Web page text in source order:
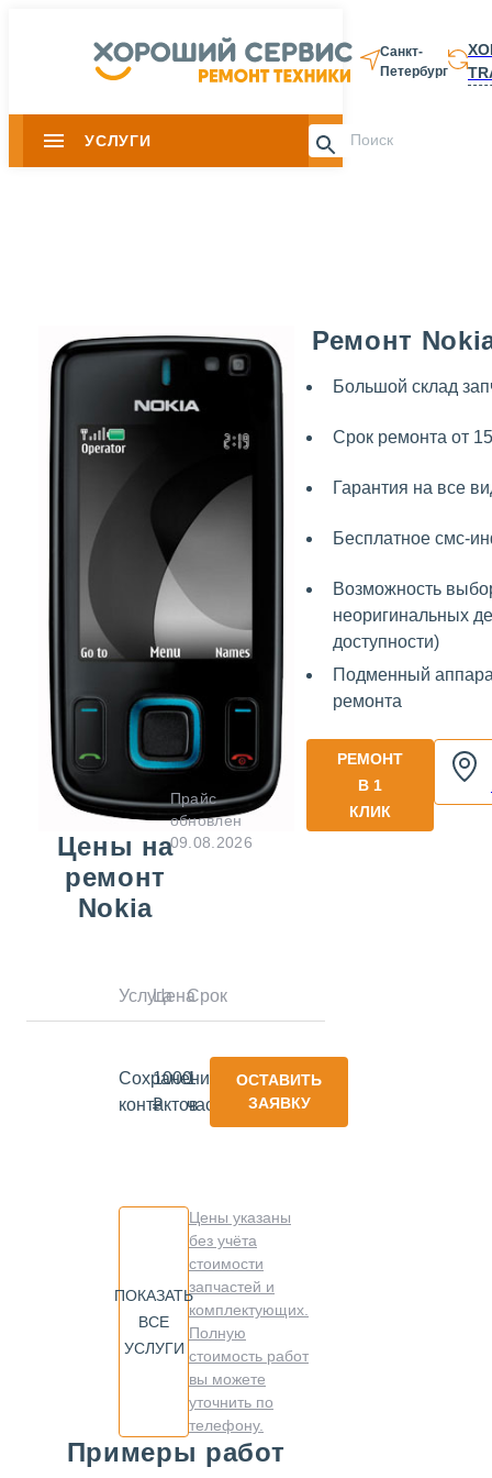
Санкт-
Петербург
УСЛУГИ 8 812 337-
Ремонт
Большой склад
Срок ремонта от
Гарантия на все
Бесплатное смс-
Возможность
неоригинальных
доступности)
Подменный
ремонта
РЕМОНТ
В 1
КЛИК
Цены на
ремонт
Nokia
Прайс
обновлен
09.08.2026
УслугаЦенаСрок
Сохранение
контактов
1000
₽
1
час
ОСТАВИТЬ
ЗАЯВКУ
ПОКАЗАТЬ
ВСЕ
УСЛУГИ
Цены указаны
без учёта
стоимости
запчастей и
комплектующих.
Полную
стоимость работ
вы можете
уточнить по
телефону.
Примеры работ